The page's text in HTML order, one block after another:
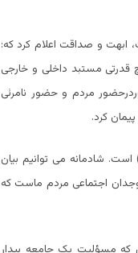
ابهت و صداقت اعلام کرد که:
مستبد داخلی و خارجی
مردم و حضور نامرئی
کرد.
شادمانه می توانیم بیان
اجتماعی مردم ماست که
که مسؤلیت یک جامعه بیدار